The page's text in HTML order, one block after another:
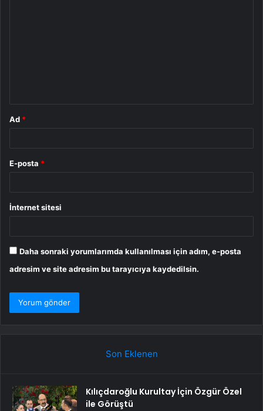
Ad *
E-posta *
İnternet sitesi
Daha sonraki yorumlarımda kullanılması için adım, e-posta
adresim ve site adresim bu tarayıcıya kaydedilsin.
Son Eklenen
Kılıçdaroğlu Kurultay İçin Özgür Özel
ile Görüştü